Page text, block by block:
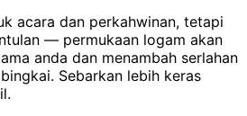
acara dan perkahwinan, tetapi
— permukaan logam akan
anda dan menambah serlahan
Sebarkan lebih keras